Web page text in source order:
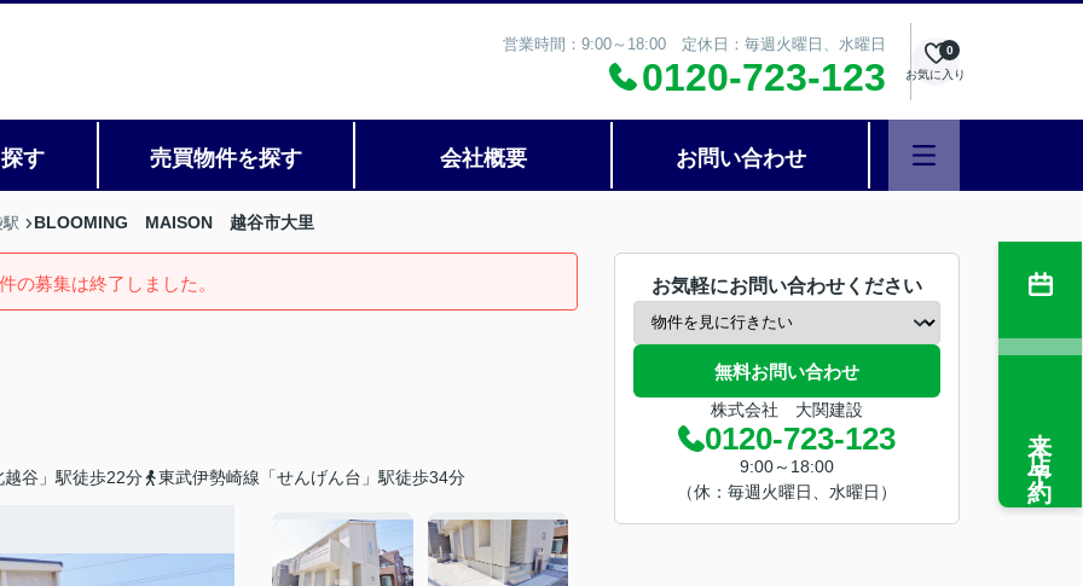
営業時間：9:00～18:00 定休日：毎週火曜日、水曜日
0120-723-123 お気に入り
0
す 売買物件を探す 会社概要 お問い合わせ
駅 BLOOMING MAISON 越谷市大里
の募集は終了しました。
谷」駅徒歩22分 東武伊勢崎線「せんげん台」駅徒歩34分
お気軽にお問い合わせください
無料お問い合わせ
株式会社 大関建設
0120-723-123
9:00～18:00
（休：毎週火曜日、水曜日）
来店予約